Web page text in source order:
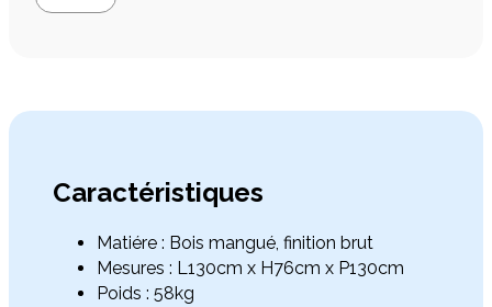
Caractéristiques
Matiére : Bois mangué, finition brut
Mesures : L130cm x H76cm x P130cm
Poids : 58kg